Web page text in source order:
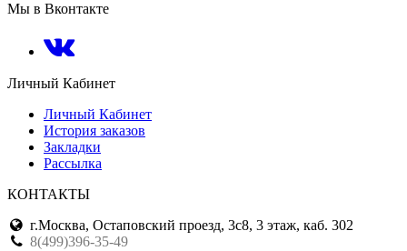
Мы в Вконтакте
Личный Кабинет
Личный Кабинет
История заказов
Закладки
Рассылка
КОНТАКТЫ
г.Москва, Остаповский проезд, 3с8, 3 этаж, каб. 302
8(499)396-35-49